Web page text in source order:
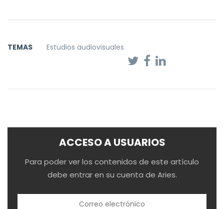
TEMAS Estudios audiovisuales
ACCESO A USUARIOS
Para poder ver los contenidos de este artículo
debe entrar en su cuenta de Aries.